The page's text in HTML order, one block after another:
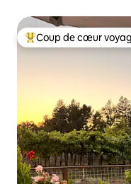
Coups de cœur
Coup de cœur